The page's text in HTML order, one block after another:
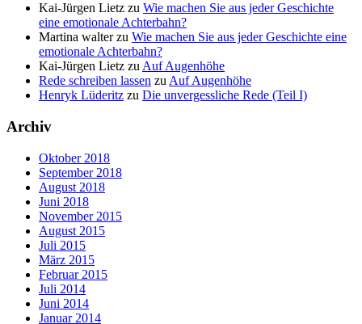
Kai-Jürgen Lietz zu Wie machen Sie aus jeder Geschichte
eine emotionale Achterbahn?
Martina walterzu Wie machen Sie aus jeder Geschichte eine
emotionale Achterbahn?
Kai-Jürgen Lietz zu Auf Augenhöhe
Rede schreiben lassen zu Auf Augenhöhe
Henryk Lüderitz zu Die unvergessliche Rede (Teil I)
Archiv
Oktober 2018
September 2018
August 2018
Juni 2018
November 2015
August 2015
Juli 2015
März 2015
Februar 2015
Juli 2014
Juni 2014
Januar 2014